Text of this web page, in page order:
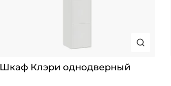
Шкаф Клэри однодверный